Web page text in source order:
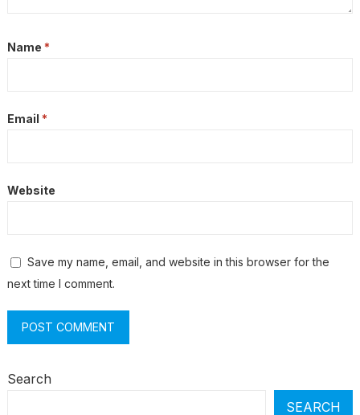
Name *
Email *
Website
Save my name, email, and website in this browser for the
next time I comment.
Search
SEARCH